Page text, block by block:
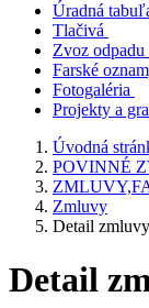
Úradná
Tlačivá
Zvoz odpadu
Farské
Fotogaléria
Projekty a
Úvodná
POVINNÉ
Zmluvy
Detail
Detail